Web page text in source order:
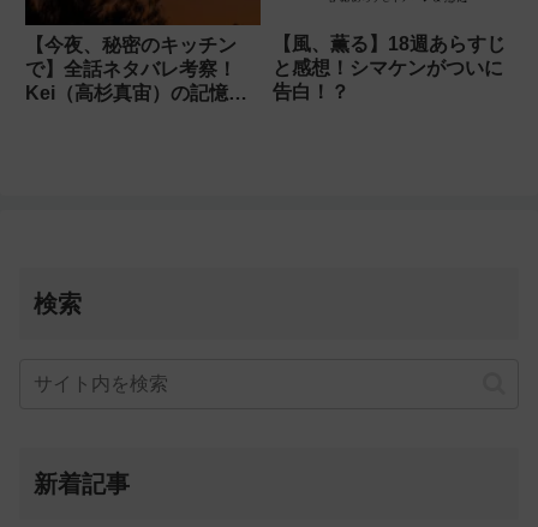
【今夜、秘密のキッチン
で】全話ネタバレ考察！
Kei（高杉真宙）の記憶と
【風、薫る】18週あらすじ
と感想！シマケンがついに
告白！？
検索
新着記事